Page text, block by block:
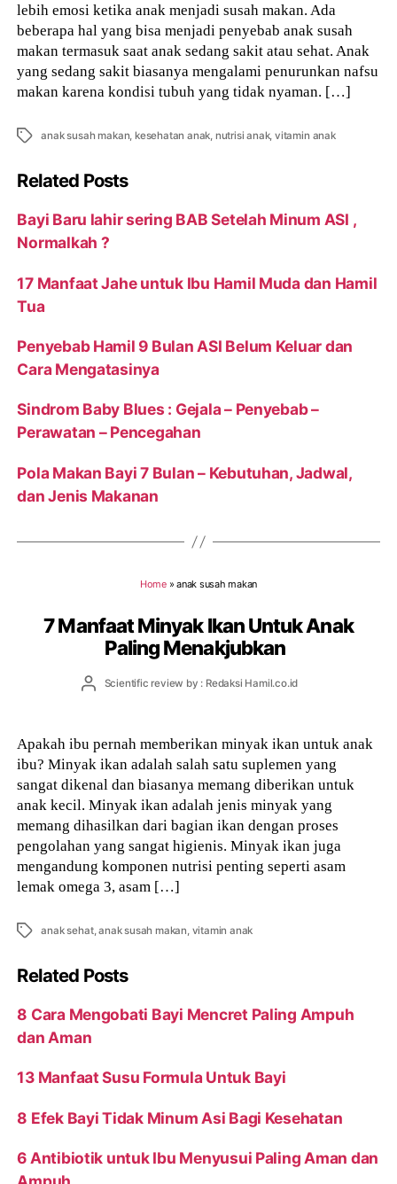
lebih emosi ketika anak menjadi susah makan. Ada
beberapa hal yang bisa menjadi penyebab anak susah
makan termasuk saat anak sedang sakit atau sehat. Anak
yang sedang sakit biasanya mengalami penurunkan nafsu
makan karena kondisi tubuh yang tidak nyaman. […]
Tags anak susah makan kesehatan anak nutrisi anak,vitamin anak
Related Posts
Bayi Baru lahir sering BAB Setelah Minum ASI ,
Normalkah ?
17 Manfaat Jahe untuk Ibu Hamil Muda dan Hamil
Tua
Penyebab Hamil 9 Bulan ASI Belum Keluar dan
Cara Mengatasinya
Sindrom Baby Blues : Gejala – Penyebab –
Perawatan – Pencegahan
Pola Makan Bayi 7 Bulan – Kebutuhan, Jadwal,
dan Jenis Makanan
Home»anak susah makan
7 Manfaat Minyak Ikan Untuk Anak
Paling Menakjubkan
PostScientific review by : Redaksi Hamil.co.id
Apakah ibu pernah memberikan minyak ikan untuk anak
ibu? Minyak ikan adalah salah satu suplemen yang
sangat dikenal dan biasanya memang diberikan untuk
anak kecil. Minyak ikan adalah jenis minyak yang
memang dihasilkan dari bagian ikan dengan proses
pengolahan yang sangat higienis. Minyak ikan juga
mengandung komponen nutrisi penting seperti asam
lemak omega 3, asam […]
Tags anak sehat,anak susah makan vitamin anak
Related Posts
8 Cara Mengobati Bayi Mencret Paling Ampuh
dan Aman
13 Manfaat Susu Formula Untuk Bayi
8 Efek Bayi Tidak Minum Asi Bagi Kesehatan
6 Antibiotik untuk Ibu Menyusui Paling Aman dan